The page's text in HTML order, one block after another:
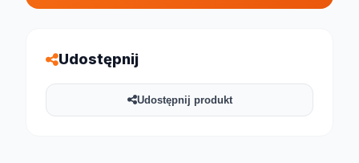
Udostępnij
Udostępnij produkt